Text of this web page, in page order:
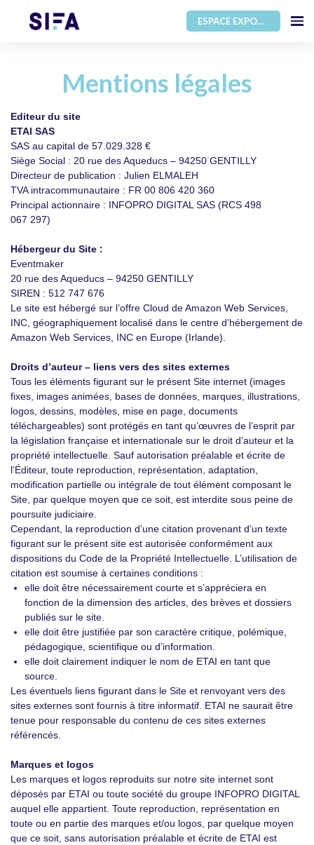
ESPACE EXPOSANT
Mentions légales
Editeur du site
ETAI SAS
SAS au capital de 57.029.328 €
Siège Social : 20 rue des Aqueducs – 94250 GENTILLY
Directeur de publication : Julien ELMALEH
TVA intracommunautaire : FR 00 806 420 360
Principal actionnaire : INFOPRO DIGITAL SAS (RCS 498
067 297)
Hébergeur du Site :
Eventmaker
20 rue des Aqueducs – 94250 GENTILLY
SIREN : 512 747 676
Le site est hébergé sur l’offre Cloud de Amazon Web Services,
INC, géographiquement localisé dans le centre d’hébergement de
Amazon Web Services, INC en Europe (Irlande).
Droits d’auteur – liens vers des sites externes
Tous les éléments figurant sur le présent Site internet (images
fixes, images animées, bases de données, marques, illustrations,
logos, dessins, modèles, mise en page, documents
téléchargeables) sont protégés en tant qu’œuvres de l’esprit par
la législation française et internationale sur le droit d’auteur et la
propriété intellectuelle. Sauf autorisation préalable et écrite de
l’Éditeur, toute reproduction, représentation, adaptation,
modification partielle ou intégrale de tout élément composant le
Site, par quelque moyen que ce soit, est interdite sous peine de
poursuite judiciaire.
Cependant, la reproduction d’une citation provenant d’un texte
figurant sur le présent site est autorisée conformément aux
dispositions du Code de la Propriété Intellectuelle. L’utilisation de
citation est soumise à certaines conditions :
elle doit être nécessairement courte et s’appréciera en
fonction de la dimension des articles, des brèves et dossiers
publiés sur le site.
elle doit être justifiée par son caractère critique, polémique,
pédagogique, scientifique ou d’information.
elle doit clairement indiquer le nom de ETAI en tant que
source.
Les éventuels liens figurant dans le Site et renvoyant vers des
sites externes sont fournis à titre informatif. ETAI ne saurait être
tenue pour responsable du contenu de ces sites externes
référencés.
Marques et logos
Les marques et logos reproduits sur notre site internet sont
déposés par ETAI ou toute société du groupe INFOPRO DIGITAL
auquel elle appartient. Toute reproduction, représentation en
toute ou en partie des marques et/ou logos, par quelque moyen
que ce soit, sans autorisation préalable et écrite de ETAI est